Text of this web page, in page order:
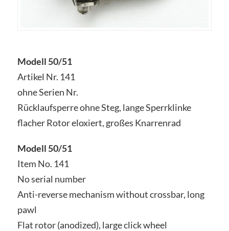
Modell 50/51
Artikel Nr. 141
ohne Serien Nr.
Rücklaufsperre ohne Steg, lange Sperrklinke
flacher Rotor eloxiert, großes Knarrenrad
Modell 50/51
Item No. 141
No serial number
Anti-reverse mechanism without crossbar, long
pawl
Flat rotor (anodized), large click wheel